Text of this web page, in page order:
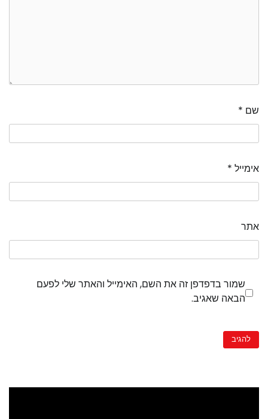
שם *
אימייל *
אתר
שמור בדפדפן זה את השם, האימייל והאתר שלי לפעם
הבאה שאגיב.